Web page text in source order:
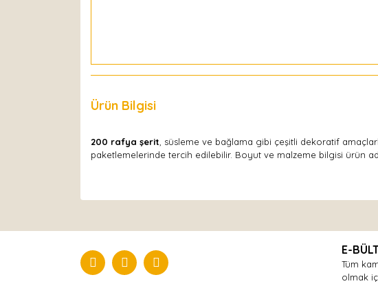
Ürün Bilgisi
200 rafya şerit , süsleme ve bağlama gibi çeşitli dekoratif
paketlemelerinde tercih edilebilir. Boyut ve malzeme bilgisi ürün
E-
Tüm
olmak